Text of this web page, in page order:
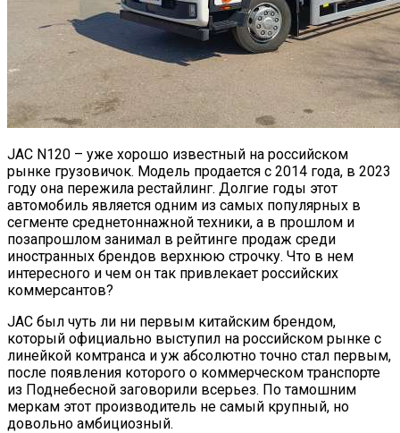
JAC N120 – уже хорошо известный на российском
рынке грузовичок. Модель продается с 2014 года, в 2023
году она пережила рестайлинг. Долгие годы этот
автомобиль является одним из самых популярных в
сегменте среднетоннажной техники, а в прошлом и
позапрошлом занимал в рейтинге продаж среди
иностранных брендов верхнюю строчку. Что в нем
интересного и чем он так привлекает российских
коммерсантов?
JAC был чуть ли ни первым китайским брендом,
который официально выступил на российском рынке с
линейкой комтранса и уж абсолютно точно стал первым,
после появления которого о коммерческом транспорте
из Поднебесной заговорили всерьез. По тамошним
меркам этот производитель не самый крупный, но
довольно амбициозный.